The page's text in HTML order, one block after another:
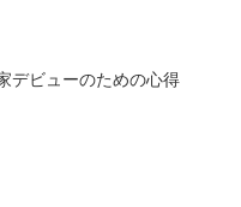
デビューのための心得